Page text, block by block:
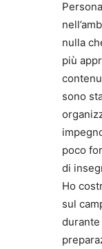
nulla
più
sono
poco
di
Ho
sul